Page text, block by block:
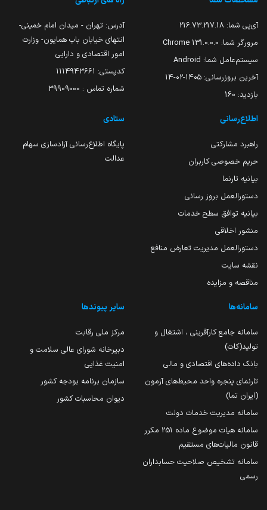
آی‌پی شما: 216.73.217.18
مرورگر شما: 131.0.0.0 Chrome
سیستم‌عامل شما: Android
آخرین بروزرسانی: ۱۴۰۵-۰۲-۱۴
بازدید: 160
آدرس: تهران - میدان امام خمینی-
انتهای خیابان باب همایون- وزارت
امور اقتصادی و دارایی
کدپستی: ۱۱۱۴۹۴۳۶۶۱
شماره تماس : 39909000
اطلاع‌رسانی
راهبرد مشارکتی
حریم خصوصی کاربران
بیانیه تارنما
دستورالعمل بروز رسانی
بیانیه توافق سطح خدمات
منشور اخلاقی
دستورالعمل مدیریت تعارض منافع
نقشه سایت
مناقصه و مزایده
ستادی
پایگاه اطلاع‌رسانی آزادسازی سهام
عدالت
سامانه‌ها
سامانه جامع کارآفرینی ، اشتغال و
تولید(کات)
بانک داده‌های اقتصادی و مالی
تارنمای پنجره واحد محیط‌های آزمون
(ایران تما)
سامانه مدیریت خدمات دولت
سامانه هیات موضوع ماده 251 مکرر
قانون مالیات‌های مستقیم
سامانه تشخیص صلاحیت حسابداران
رسمی
سایر پیوندها
مرکز ملی رقابت
دبیرخانه شورای عالی سلامت و
امنیت غذایی
سازمان برنامه بودجه کشور
دیوان محاسبات کشور